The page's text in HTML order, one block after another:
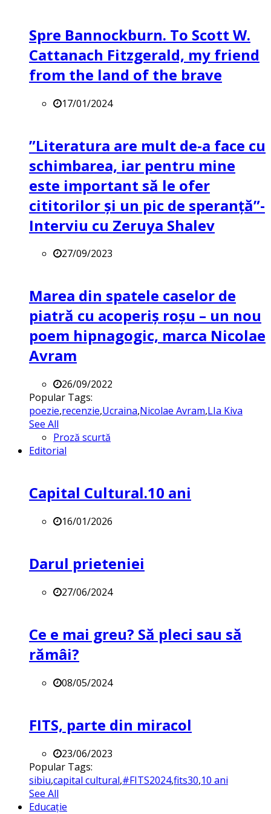
Spre Bannockburn. To Scott W.
Cattanach Fitzgerald, my friend
from the land of the brave
17/01/2024
”Literatura are mult de-a face cu
schimbarea, iar pentru mine
este important să le ofer
cititorilor și un pic de speranță”-
Interviu cu Zeruya Shalev
27/09/2023
Marea din spatele caselor de
piatră cu acoperiș roșu – un nou
poem hipnagogic, marca Nicolae
Avram
26/09/2022
Popular Tags:
poezie,recenzie,Ucraina,Nicolae Avram,LIa Kiva
See All
Proză scurtă
Editorial
Capital Cultural.10 ani
16/01/2026
Darul prieteniei
27/06/2024
Ce e mai greu? Să pleci sau să
rămâi?
08/05/2024
FITS, parte din miracol
23/06/2023
Popular Tags:
sibiu,capital cultural,#FITS2024,fits30,10 ani
See All
Educație